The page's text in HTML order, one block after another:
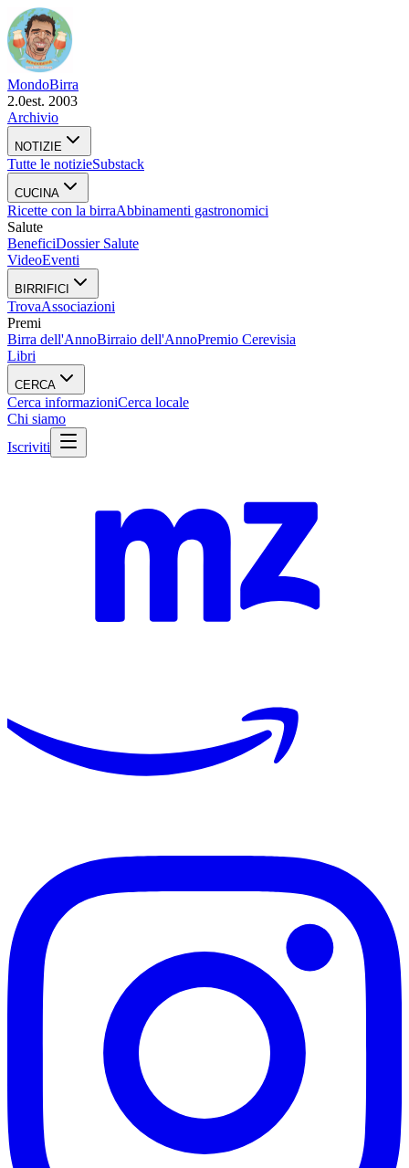
MondoBirra
2.0est. 2003
Archivio
NOTIZIE
Tutte le notizieSubstack
CUCINA
Ricette con la birraAbbinamenti gastronomici
Salute
BeneficiDossier Salute
VideoEventi
BIRRIFICI
TrovaAssociazioni
Premi
Birra dell'AnnoBirraio dell'AnnoPremio Cerevisia
Libri
CERCA
Cerca informazioniCerca locale
Chi siamo
Iscriviti